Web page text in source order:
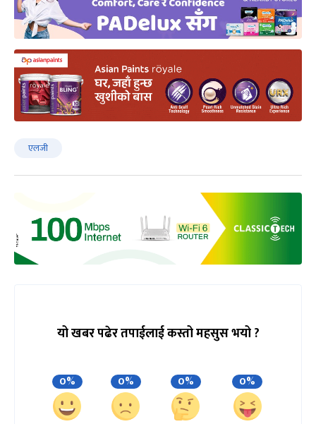
एलजी
यो खबर पढेर तपाईलाई कस्तो महसुस भयो ?
0% 0% 0% 0%